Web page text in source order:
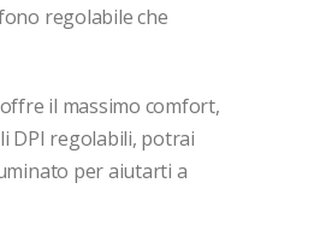
regolabile che
il massimo comfort,
DPI regolabili, potrai
per aiutarti a